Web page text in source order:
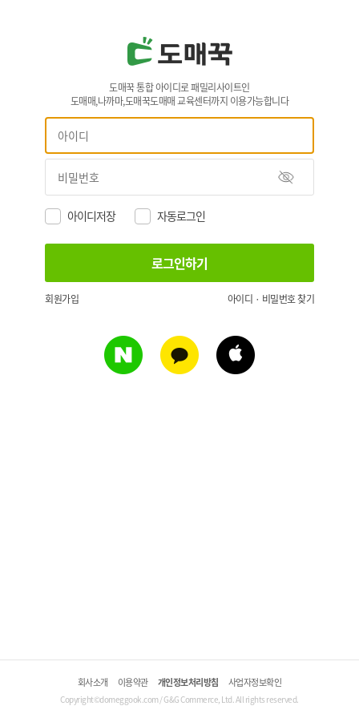
도매꾹 통합 아이디로 패밀리사이트인
도매매,나까마,도매꾹도매매 교육센터까지 이용가능합니다
아이디저장 자동로그인
회원가입 아이디 · 비밀번호 찾기
회사소개 이용약관 개인정보처리방침 사업자정보확인
Copyright©domeggook.com / G&G Commerce, Ltd. All rights reserved.